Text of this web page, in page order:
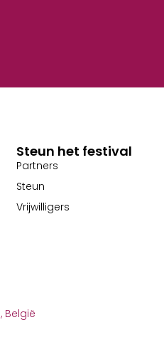
Steun het festival
Partners
Steun
Vrijwilligers
België